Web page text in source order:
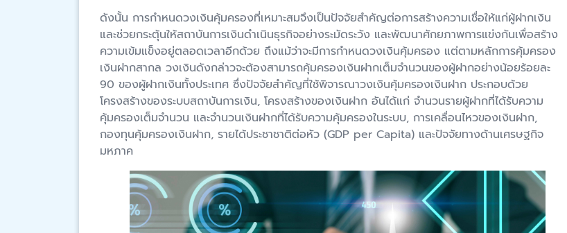
ดังนั้น การกำหนดวงเงินคุ้มครองที่เหมาะสมจึงเป็นปัจจัยสำคัญต่อการสร้างความเชื่อให้แก่ผู้ฝากเงิน
และช่วยกระตุ้นให้สถาบันการเงินดำเนินธุรกิจอย่างระมัดระวัง และพัฒนาศักยภาพการแข่งกันเพื่อสร้าง
ความเข้มแข็งอยู่ตลอดเวลาอีกด้วย ถึงแม้ว่าจะมีการกำหนดวงเงินคุ้มครอง แต่ตามหลักการคุ้มครอง
เงินฝากสากล วงเงินดังกล่าวจะต้องสามารถคุ้มครองเงินฝากเต็มจำนวนของผู้ฝากอย่างน้อยร้อยละ
90 ของผู้ฝากเงินทั้งประเทศ ซึ่งปัจจัยสำคัญที่ใช้พิจารณาวงเงินคุ้มครองเงินฝาก ประกอบด้วย
โครงสร้างของระบบสถาบันการเงิน, โครงสร้างของเงินฝาก อันได้แก่ จำนวนรายผู้ฝากที่ได้รับความ
คุ้มครองเต็มจำนวน และจำนวนเงินฝากที่ได้รับความคุ้มครองในระบบ, การเคลื่อนไหวของเงินฝาก,
กองทุนคุ้มครองเงินฝาก, รายได้ประชาชาติต่อหัว (GDP per Capita) และปัจจัยทางด้านเศรษฐกิจ
มหภาค